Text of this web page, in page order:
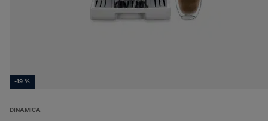
-19 %
DINAMICA